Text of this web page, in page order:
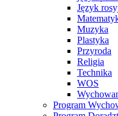
Język
Muzyka
Plastyka
Przyroda
Religia
Technika
WOS
Program